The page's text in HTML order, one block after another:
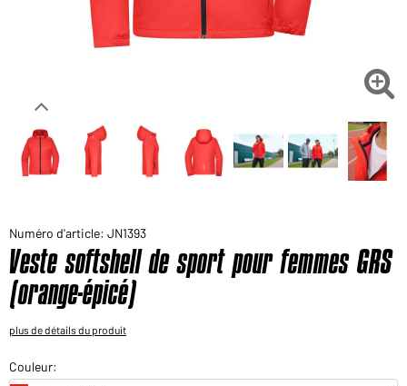
Voudriez-vous acheter des produits pour votre besoin

Numéro d'article: JN1393
Veste softshell de sport pour femmes GRS
(orange-épicé)
plus de détails du produit